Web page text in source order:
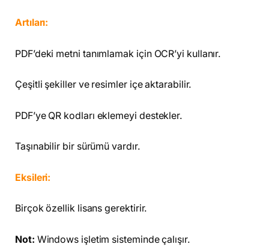
Artıları:
PDF’deki metni tanımlamak için OCR’yi kullanır.
Çeşitli şekiller ve resimler içe aktarabilir.
PDF’ye QR kodları eklemeyi destekler.
Taşınabilir bir sürümü vardır.
Eksileri:
Birçok özellik lisans gerektirir.
Not: Windows işletim sisteminde çalışır.